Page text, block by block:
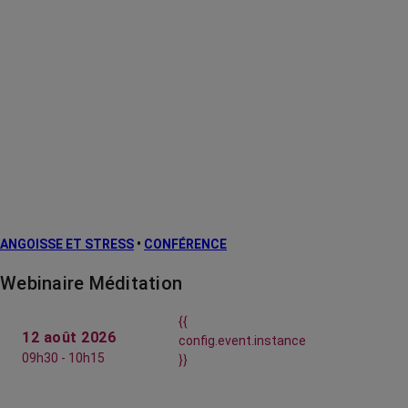
ANGOISSE ET STRESS • CONFÉRENCE
Webinaire Méditation
12 août 2026
09h30 - 10h15
{{
config.event.instance
}}